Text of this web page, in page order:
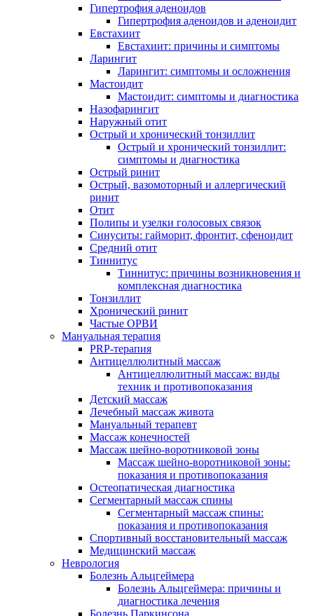
Гипертрофия аденоидов
Гипертрофия аденоидов и аденоидит
Евстахиит
Евстахиит: причины и симптомы
Ларингит
Ларингит: симптомы и осложнения
Мастоидит
Мастоидит: симптомы и диагностика
Назофарингит
Наружный отит
Острый и хронический тонзиллит
Острый и хронический тонзиллит:
симптомы и диагностика
Острый ринит
Острый, вазомоторный и аллергический
ринит
Отит
Полипы и узелки голосовых связок
Синуситы: гайморит, фронтит, сфеноидит
Средний отит
Тиннитус
Тиннитус: причины возникновения и
комплексная диагностика
Тонзиллит
Хронический ринит
Частые ОРВИ
Мануальная терапия
PRP-терапия
Антицеллюлитный массаж
Антицеллюлитный массаж: виды
техник и противопоказания
Детский массаж
Лечебный массаж живота
Мануальный терапевт
Массаж конечностей
Массаж шейно-воротниковой зоны
Массаж шейно-воротниковой зоны:
показания и противопоказания
Остеопатическая диагностика
Сегментарный массаж спины
Сегментарный массаж спины:
показания и противопоказания
Спортивный восстановительный массаж
Медицинский массаж
Неврология
Болезнь Альцгеймера
Болезнь Альцгеймера: причины и
диагностика лечения
Болезнь Паркинсона